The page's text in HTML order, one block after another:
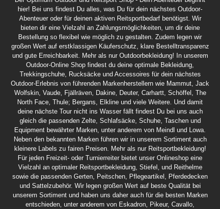
hier! Bei uns findest Du alles, was Du für dein nächstes Outdoor-
Abenteuer oder für deinen aktiven Reitsportbedarf benötigst. Wir
bieten dir eine Vielzahl an Zahlungsmöglichkeiten, um dir deine
Bestellung so flexibel wie möglich zu gestalten. Zudem legen wir
großen Wert auf erstklassigen Käuferschutz, klare Bestelltransparenz
und gute Erreichbarkeit. Mehr als nur Outdoorbekleidung! In unserem
Outdoor-Online Shop findest du deine optimale Bekleidung,
Trekkingschuhe, Rucksäcke und Accessoires für dein nächstes
Outdoor-Erlebnis von führenden Markenherstellern wie Mammut, Jack
Wolfskin, Vaude, Fjällräven, Dakine, Deuter, Carhartt, Schöffel, The
North Face, Thule; Bergans, Elkline und viele Weitere. Und damit
deine nächste Tour nicht ins Wasser fällt findest Du bei uns auch
gleich die passenden Zelte, Schlafsäcke, Schuhe, Taschen und
Equipment bewährter Marken, unter anderem von Meindl und Lowa.
Neben den bekannten Marken führen wir in unserem Sortiment auch
kleinere Labels zu fairen Preisen. Mehr als nur Reitsportbekleidung!
Für jeden Freizeit- oder Turnierreiter bietet unser Onlineshop eine
Vielzahl an optimaler Reitsportbekleidung, Stiefel, und Reithelme
sowie die passenden Gerten, Peitschen, Pflegeartikel, Pferdedecken
und Sattelzubehör. Wir legen großen Wert auf beste Qualität bei
unserem Sortiment und haben uns daher auch für die besten Marken
entschieden, unter anderem von Eskadron, Pikeur, Cavallo,